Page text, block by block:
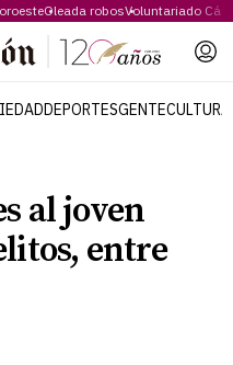
Oleada robosVoluntariado
DEPORTESGENTECULTURA
al joven
entre